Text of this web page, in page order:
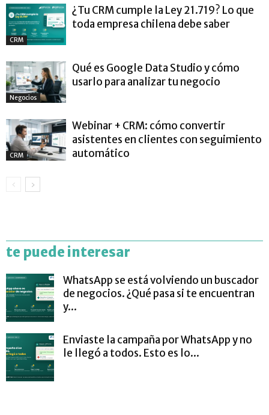
CRM
¿Tu CRM cumple la Ley 21.719? Lo que
toda empresa chilena debe saber
Negocios
Qué es Google Data Studio y cómo
usarlo para analizar tu negocio
CRM
Webinar + CRM: cómo convertir
asistentes en clientes con seguimiento
automático
te puede interesar
WhatsApp se está volviendo un buscador
de negocios. ¿Qué pasa si te encuentran
y...
Enviaste la campaña por WhatsApp y no
le llegó a todos. Esto es lo...